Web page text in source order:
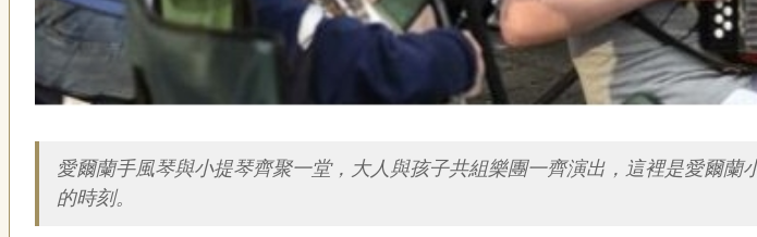
愛爾蘭手風琴與小提琴齊聚一堂，大人與孩子共組樂團一齊演出，這裡是愛爾
的時刻。